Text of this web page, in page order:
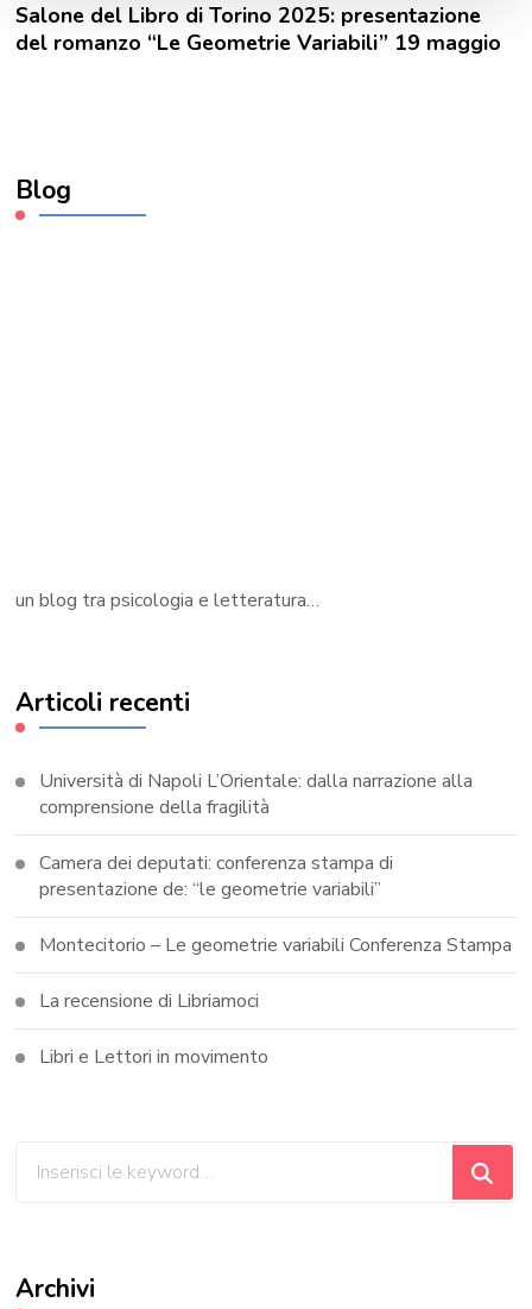
Salone del Libro di Torino 2025: presentazione
del romanzo “Le Geometrie Variabili” 19 maggio
Blog
un blog tra psicologia e letteratura…
Articoli recenti
Università di Napoli L’Orientale: dalla narrazione alla
comprensione della fragilità
Camera dei deputati: conferenza stampa di
presentazione de: “le geometrie variabili”
Montecitorio – Le geometrie variabili Conferenza Stampa
La recensione di Libriamoci
Libri e Lettori in movimento
Archivi